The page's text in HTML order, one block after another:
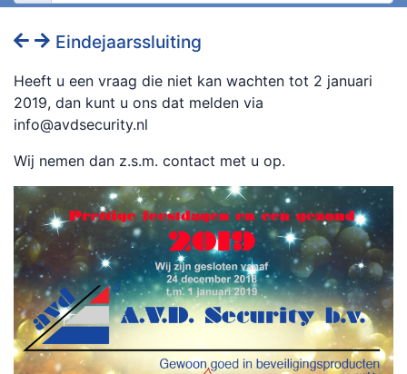
Eindejaarssluiting
Heeft u een vraag die niet kan wachten tot 2 januari
2019, dan kunt u ons dat melden via
info@avdsecurity.nl
Wij nemen dan z.s.m. contact met u op.